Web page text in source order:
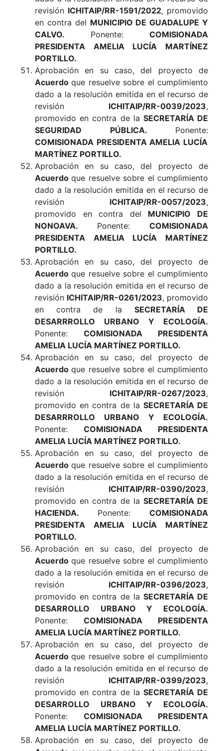
revisión ICHITAIP/RR-1591/2022, promovido
en contra del MUNICIPIO DE GUADALUPE Y
CALVO. Ponente:COMISIONADA
PRESIDENTA AMELIA LUCÍA MARTÍNEZ
PORTILLO.
Aprobación en su caso, del proyecto de
Acuerdoque resuelve sobre el cumplimiento
dado a la resolución emitida en el recurso de
revisión ICHITAIP/RR-0039/2023,
promovido en contra de la SECRETARÍA DE
SEGURIDAD PÚBLICA. Ponente:
COMISIONADA PRESIDENTA AMELIA LUCÍA
MARTÍNEZ PORTILLO.
Aprobación en su caso, del proyecto de
Acuerdoque resuelve sobre el cumplimiento
dado a la resolución emitida en el recurso de
revisión ICHITAIP/RR-0057/2023,
promovido en contra del MUNICIPIO DE
NONOAVA. Ponente: COMISIONADA
PRESIDENTA AMELIA LUCÍA MARTÍNEZ
PORTILLO.
Aprobación en su caso, del proyecto de
Acuerdoque resuelve sobre el cumplimiento
dado a la resolución emitida en el recurso de
revisión ICHITAIP/RR-0261/2023, promovido
en contra de la SECRETARÍA DE
DESARRROLLO URBANO Y ECOLOGÍA.
Ponente: COMISIONADA PRESIDENTA
AMELIA LUCÍA MARTÍNEZ PORTILLO.
Aprobación en su caso, del proyecto de
Acuerdoque resuelve sobre el cumplimiento
dado a la resolución emitida en el recurso de
revisión ICHITAIP/RR-0267/2023,
promovido en contra de la SECRETARÍA DE
DESARRROLLO URBANO Y ECOLOGÍA.
Ponente: COMISIONADA PRESIDENTA
AMELIA LUCÍA MARTÍNEZ PORTILLO.
Aprobación en su caso, del proyecto de
Acuerdoque resuelve sobre el cumplimiento
dado a la resolución emitida en el recurso de
revisión ICHITAIP/RR-0390/2023,
promovido en contra de la SECRETARÍA DE
HACIENDA. Ponente: COMISIONADA
PRESIDENTA AMELIA LUCÍA MARTÍNEZ
PORTILLO.
Aprobación en su caso, del proyecto de
Acuerdoque resuelve sobre el cumplimiento
dado a la resolución emitida en el recurso de
revisión ICHITAIP/RR-0396/2023,
promovido en contra de la SECRETARÍA DE
DESARROLLO URBANO Y ECOLOGÍA.
Ponente: COMISIONADA PRESIDENTA
AMELIA LUCÍA MARTÍNEZ PORTILLO.
Aprobación en su caso, del proyecto de
Acuerdoque resuelve sobre el cumplimiento
dado a la resolución emitida en el recurso de
revisión ICHITAIP/RR-0399/2023,
promovido en contra de la SECRETARÍA DE
DESARROLLO URBANO Y ECOLOGÍA.
Ponente: COMISIONADA PRESIDENTA
AMELIA LUCÍA MARTÍNEZ PORTILLO.
Aprobación en su caso, del proyecto de